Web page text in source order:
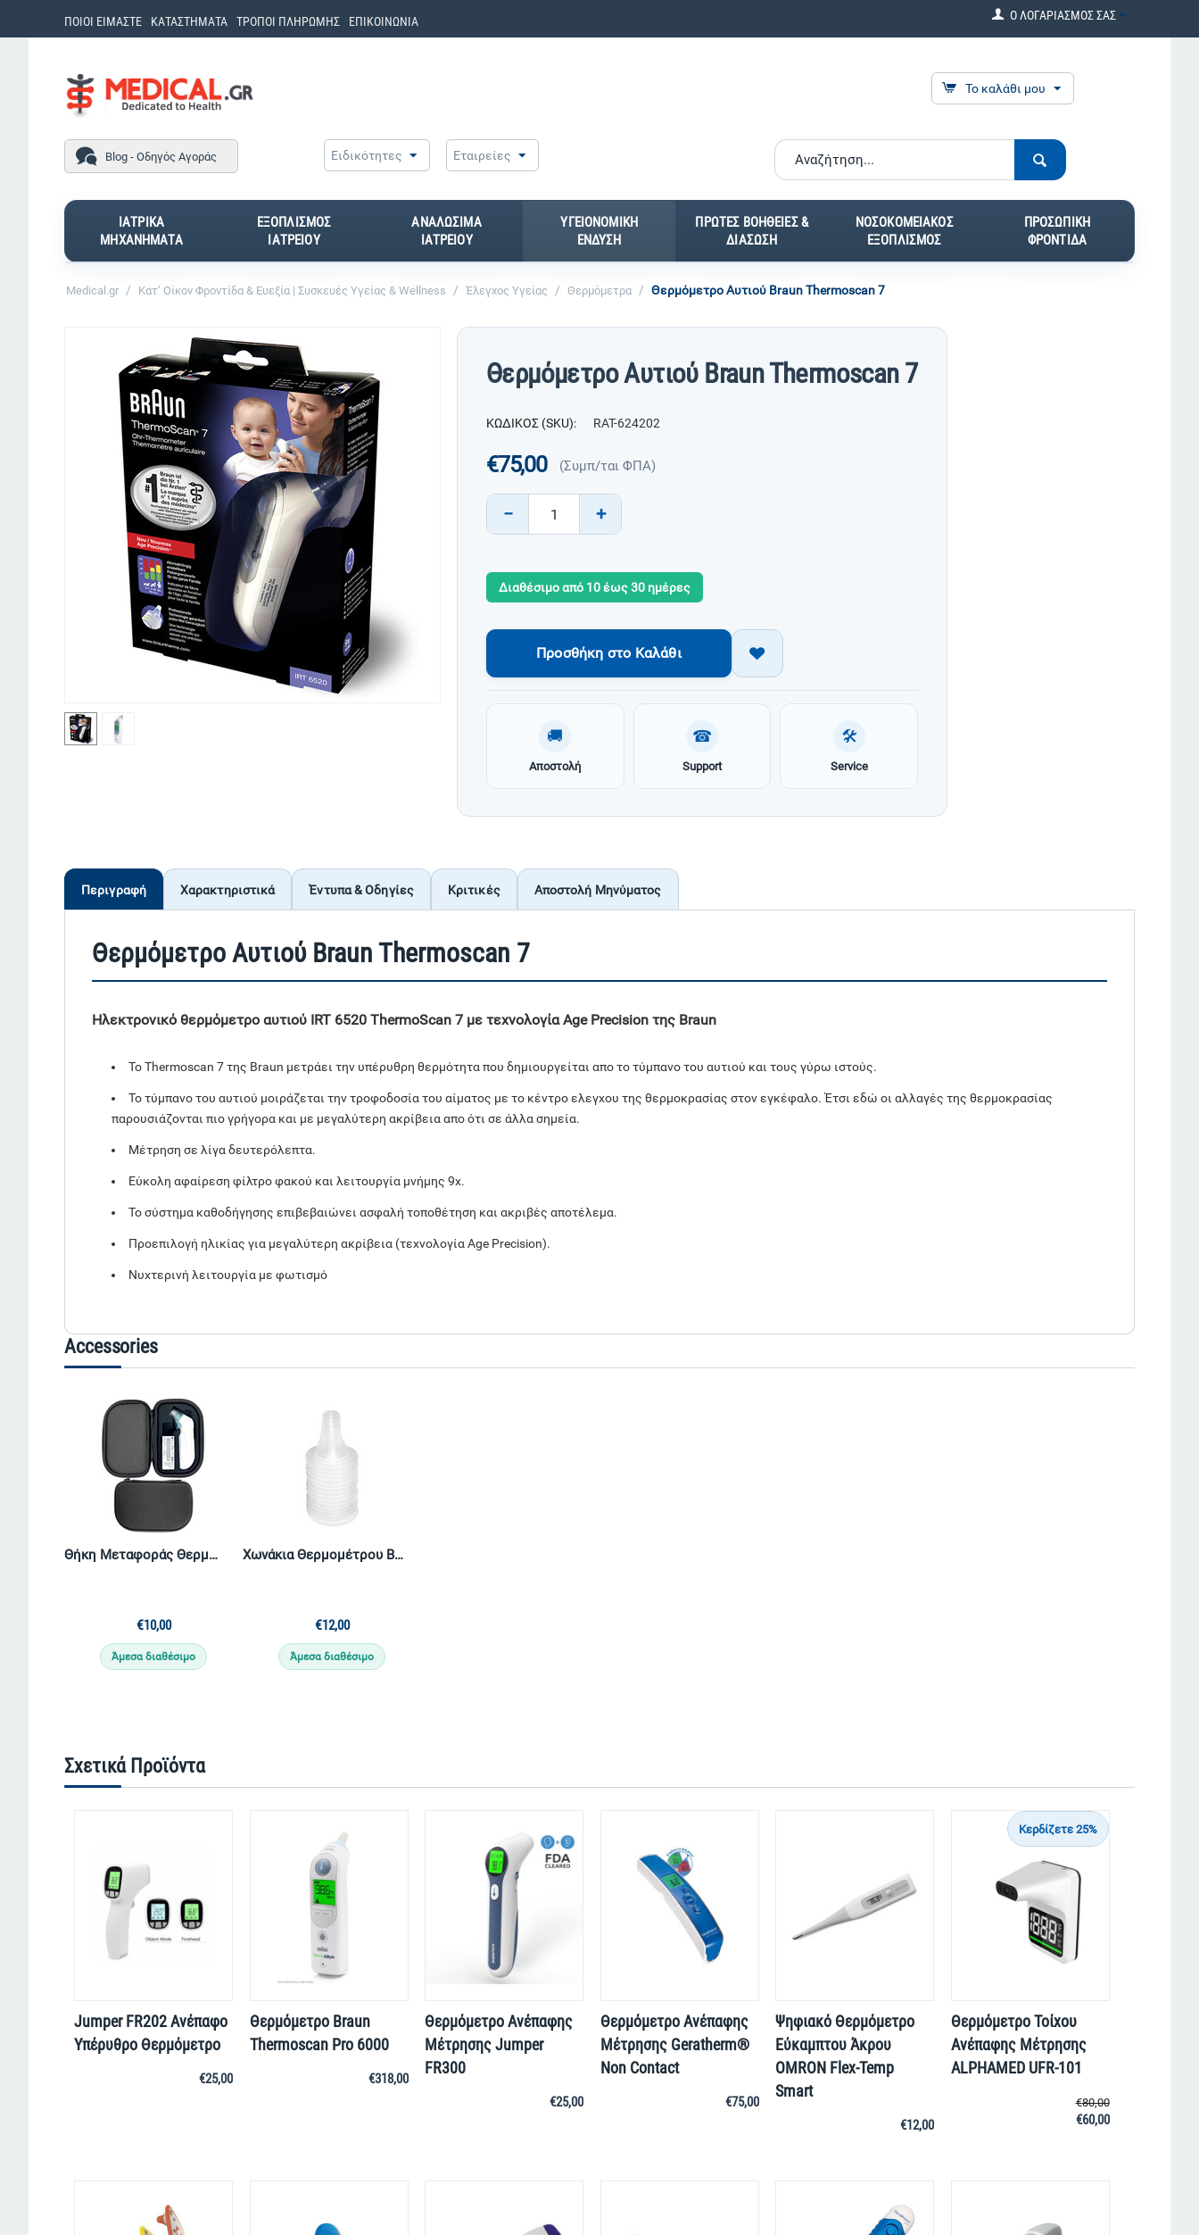
ΠΟΙΟΙ ΕΙΜΑΣΤΕ ΚΑΤΑΣΤΗΜΑΤΑ ΤΡΟΠΟΙ ΠΛΗΡΩΜΗΣ ΕΠΙΚΟΙΝΩΝΙΑ Ο ΛΟΓΑΡΙΑΣΜΟΣ ΣΑΣ
Το καλάθι μου
Blog - Οδηγός Αγοράς Ειδικότητες Εταιρείες
ΙΑΤΡΙΚΑ
ΜΗΧΑΝΗΜΑΤΑ
ΕΞΟΠΛΙΣΜΟΣ
ΙΑΤΡΕΙΟΥ
ΑΝΑΛΩΣΙΜΑ
ΙΑΤΡΕΙΟΥ
ΥΓΕΙΟΝΟΜΙΚΗ
ΕΝΔΥΣΗ
ΠΡΩΤΕΣ ΒΟΗΘΕΙΕΣ &
ΔΙΑΣΩΣΗ
ΝΟΣΟΚΟΜΕΙΑΚΟΣ
ΕΞΟΠΛΙΣΜΟΣ
ΠΡΟΣΩΠΙΚΗ
ΦΡΟΝΤΙΔΑ
Medical.gr / Κατ’ Οίκον Φροντίδα & Ευεξία | Συσκευές Υγείας & Wellness / Έλεγχος Υγείας / Θερμόμετρα / Θερμόμετρο Αυτιού Braun Thermoscan 7
Θερμόμετρο Αυτιού Braun Thermoscan 7
ΚΩΔΙΚΟΣ (SKU): RAT-624202
€75,00 (Συμπ/ται ΦΠΑ)
+
−
Διαθέσιμο από 10 έως 30 ημέρες
Προσθήκη στο Καλάθι
🚚
Αποστολή
☎
Support
🛠
Service
Περιγραφή Χαρακτηριστικά Έντυπα & Οδηγίες Κριτικές Αποστολή Μηνύματος
Θερμόμετρο Αυτιού Braun Thermoscan 7
Ηλεκτρονικό θερμόμετρο αυτιού IRT 6520 ThermoScan 7 με τεχνολογία Age Precision της Braun
Το Thermoscan 7 της Braun μετράει την υπέρυθρη θερμότητα που δημιουργείται απο το τύμπανο του αυτιού και τους γύρω ιστούς.
Το τύμπανο του αυτιού μοιράζεται την τροφοδοσία του αίματος με το κέντρο ελεγχου της θερμοκρασίας στον εγκέφαλο. Έτσι εδώ οι αλλαγές της θερμοκρασίας
παρουσιάζονται πιο γρήγορα και με μεγαλύτερη ακρίβεια απο ότι σε άλλα σημεία.
Μέτρηση σε λίγα δευτερόλεπτα.
Εύκολη αφαίρεση φίλτρο φακού και λειτουργία μνήμης 9x.
Το σύστημα καθοδήγησης επιβεβαιώνει ασφαλή τοποθέτηση και ακριβές αποτέλεμα.
Προεπιλογή ηλικίας για μεγαλύτερη ακρίβεια (τεχνολογία Age Precision).
Νυχτερινή λειτουργία με φωτισμό
Accessories
Θήκη Μεταφοράς Θερμομέτρων Braun Thermopod
€10,00
Άμεσα διαθέσιμο
Χωνάκια Θερμομέτρου Braun Thermoscan 40τμχ
€12,00
Άμεσα διαθέσιμο
Σχετικά Προϊόντα
Jumper FR202 Ανέπαφο
Υπέρυθρο Θερμόμετρο
€25,00
Θερμόμετρο Braun
Thermoscan Pro 6000
€318,00
Θερμόμετρο Ανέπαφης
Μέτρησης Jumper
FR300
€25,00
Θερμόμετρο Ανέπαφης
Μέτρησης Geratherm®
Non Contact
€75,00
Ψηφιακό Θερμόμετρο
Εύκαμπτου Άκρου
OMRON Flex-Temp
Smart
€12,00
Κερδίζετε 25%
Θερμόμετρο Τοίχου
Ανέπαφης Μέτρησης
ALPHAMED UFR-101
€80,00
€60,00